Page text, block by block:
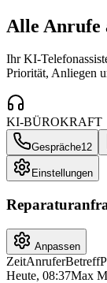
Alle Anrufe
Ihr KI-
Priorität, Anliegen
KI-BÜROKRAFT
Gespräche12
Einstellungen
Anpassen
ZeitAnruferBetreff
Heute, 08:37Max